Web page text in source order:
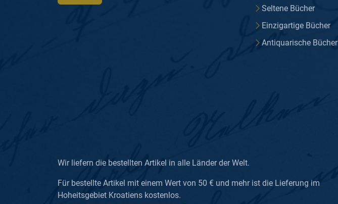
Seltene Bücher
Einzigartige Bücher
Antiquarische Bücher
Wir liefern die bestellten Artikel in alle Länder der Welt.
Für bestellte Artikel mit einem Wert von 50 € und mehr ist die Lieferung im
Hoheitsgebiet Kroatiens kostenlos.